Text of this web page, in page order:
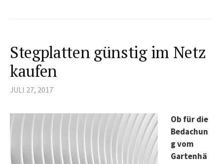
Stegplatten günstig im Netz
kaufen
JULI 27, 2017
Ob für die
Bedachun
g vom
Gartenhä